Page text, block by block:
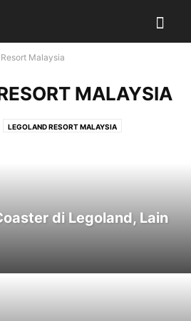
Malaysia
MALAYSIA
LEGOLAND RESORT MALAYSIA
di Legoland, Lain